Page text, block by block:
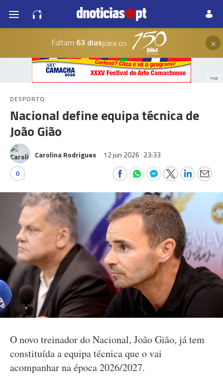
Faltam 63 diaspara os ×
PUB
DESPORTO
Nacional define equipa técnica de
João Gião
Carolina Rodrigues 12 jun 2026 23:33
0
O novo treinador do Nacional, João Gião, já tem
constituída a equipa técnica que o vai
acompanhar na época 2026/2027.